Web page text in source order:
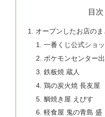
目次
オープンしたお店のま
一番くじ公式ショ
ポケモンセンター
鉄板焼 蔵人
鶏の炭火焼 長友屋
鯛焼き屋 えびす
軽食屋 鬼の青島 盛